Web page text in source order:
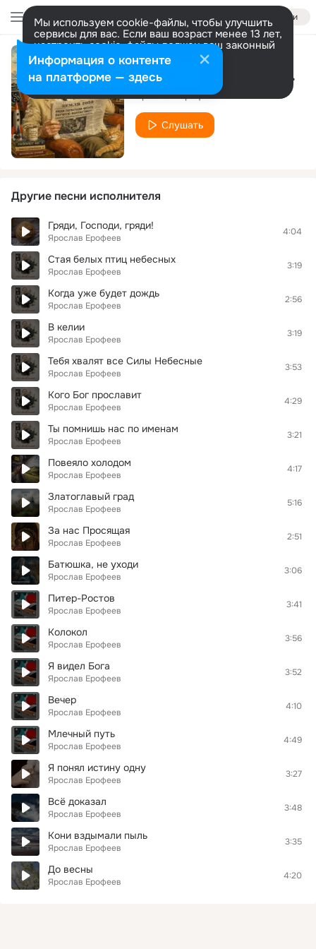
Войти
Мы используем cookie-файлы, чтобы улучшить
сервисы для вас. Если ваш возраст менее 13 лет,
настроить cookie-файлы должен ваш законный
представитель. Больше информации
Разрешить все Настроить Рэй Брэдбери не поверил бы
Ярослав Ерофеев
Слушать
Другие песни исполнителя
Гряди, Господи, гряди!
Ярослав Ерофеев
4:04
Стая белых птиц небесных
Ярослав Ерофеев
3:19
Когда уже будет дождь
Ярослав Ерофеев
2:56
В келии
Ярослав Ерофеев
3:19
Тебя хвалят все Силы Небесные
Ярослав Ерофеев
3:53
Кого Бог прославит
Ярослав Ерофеев
4:29
Ты помнишь нас по именам
Ярослав Ерофеев
3:21
Повеяло холодом
Ярослав Ерофеев
4:17
Златоглавый град
Ярослав Ерофеев
5:16
За нас Просящая
Ярослав Ерофеев
2:51
Батюшка, не уходи
Ярослав Ерофеев
3:06
Питер-Ростов
Ярослав Ерофеев
3:41
Колокол
Ярослав Ерофеев
3:56
Я видел Бога
Ярослав Ерофеев
3:52
Вечер
Ярослав Ерофеев
4:10
Млечный путь
Ярослав Ерофеев
4:49
Я понял истину одну
Ярослав Ерофеев
3:27
Всё доказал
Ярослав Ерофеев
3:48
Кони вздымали пыль
Ярослав Ерофеев
3:35
До весны
Ярослав Ерофеев
4:20
Информация о контенте
на платформе — здесь